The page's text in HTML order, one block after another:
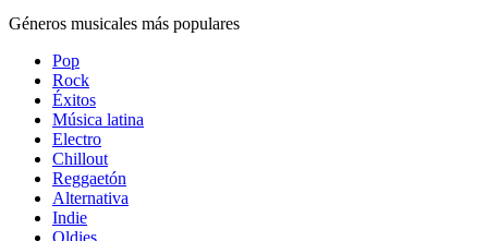
Géneros musicales más populares
Pop
Rock
Éxitos
Música latina
Electro
Chillout
Reggaetón
Alternativa
Indie